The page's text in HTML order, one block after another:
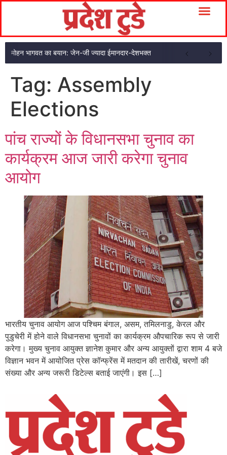
मोहन भागवत का बयान: जेन-जी ज्यादा ईमानदार-देशभक्त
Tag: Assembly
Elections
पांच राज्यों के विधानसभा चुनाव का
कार्यक्रम आज जारी करेगा चुनाव
आयोग
भारतीय चुनाव आयोग आज पश्चिम बंगाल, असम, तमिलनाडु, केरल और
पुडुचेरी में होने वाले विधानसभा चुनावों का कार्यक्रम औपचारिक रूप से जारी
करेगा। मुख्य चुनाव आयुक्त ज्ञानेश कुमार और अन्य आयुक्तों द्वारा शाम 4 बजे
विज्ञान भवन में आयोजित प्रेस कॉन्फ्रेंस में मतदान की तारीखें, चरणों की
संख्या और अन्य जरूरी डिटेल्स बताई जाएंगी। इस […]